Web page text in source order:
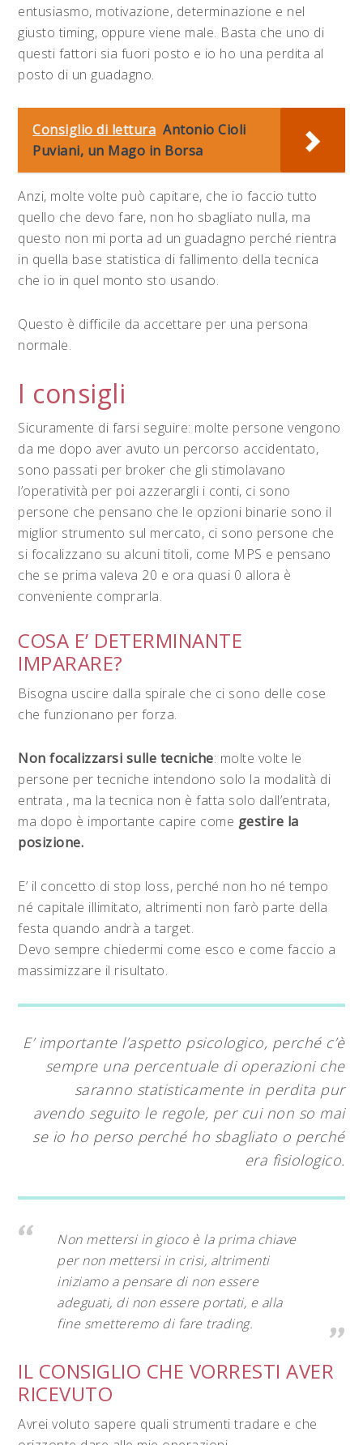
entusiasmo, motivazione, determinazione e nel
giusto timing, oppure viene male. Basta che uno di
questi fattori sia fuori posto e io ho una perdita al
posto di un guadagno.
Consiglio di lettura Antonio Cioli
Puviani, un Mago in Borsa
Anzi, molte volte può capitare, che io faccio tutto
quello che devo fare, non ho sbagliato nulla, ma
questo non mi porta ad un guadagno perché rientra
in quella base statistica di fallimento della tecnica
che io in quel monto sto usando.
Questo è difficile da accettare per una persona
normale.
I consigli
Sicuramente di farsi seguire: molte persone vengono
da me dopo aver avuto un percorso accidentato,
sono passati per broker che gli stimolavano
l’operatività per poi azzerargli i conti, ci sono
persone che pensano che le opzioni binarie sono il
miglior strumento sul mercato, ci sono persone che
si focalizzano su alcuni titoli, come MPS e pensano
che se prima valeva 20 e ora quasi 0 allora è
conveniente comprarla.
COSA E’ DETERMINANTE
IMPARARE?
Bisogna uscire dalla spirale che ci sono delle cose
che funzionano per forza.
Non focalizzarsi sulle tecniche: molte volte le
persone per tecniche intendono solo la modalità di
entrata , ma la tecnica non è fatta solo dall’entrata,
ma dopo è importante capire come gestire la
posizione.
E’ il concetto di stop loss, perché non ho né tempo
né capitale illimitato, altrimenti non farò parte della
festa quando andrà a target.
Devo sempre chiedermi come esco e come faccio a
massimizzare il risultato.
E’ importante l’aspetto psicologico, perché c’è
sempre una percentuale di operazioni che
saranno statisticamente in perdita pur
avendo seguito le regole, per cui non so mai
se io ho perso perché ho sbagliato o perché
era fisiologico.
Non mettersi in gioco è la prima chiave
per non mettersi in crisi, altrimenti
iniziamo a pensare di non essere
adeguati, di non essere portati, e alla
fine smetteremo di fare trading.
IL CONSIGLIO CHE VORRESTI AVER
RICEVUTO
Avrei voluto sapere quali strumenti tradare e che